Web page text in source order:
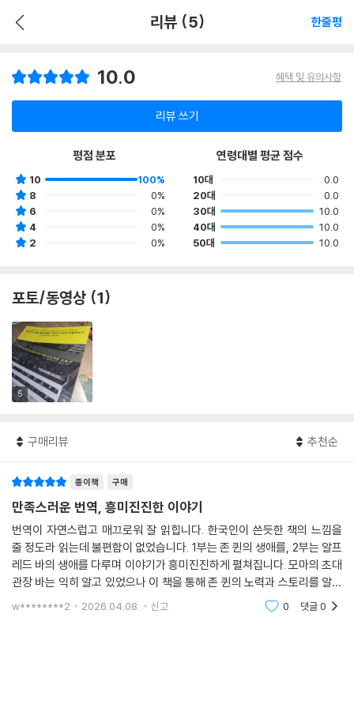
리뷰 (5) 한줄평
10.0 혜택 및 유의사항
리뷰 쓰기
평점 분포
10
100%
8
0%
6
0%
4
0%
2
0%
연령대별 평균 점수
10대
0.0
20대
0.0
30대
10.0
40대
10.0
50대
10.0
포토/동영상 (1)
5
구매리뷰 추천순
종이책 구매
만족스러운 번역, 흥미진진한 이야기
번역이 자연스럽고 매끄로워 잘 읽힙니다. 한국인이 쓴듯한 책의 느낌을
줄 정도라 읽는데 불편함이 없었습니다. 1부는 존 퀸의 생애를, 2부는 알프
레드 바의 생애를 다루며 이야기가 흥미진진하게 펼쳐집니다. 모마의 초대
관장 바는 익히 알고 있었으나 이 책을 통해 존 퀸의 노력과 스토리를 알게
되어 기쁩니다.
w********2 2026.04.08. 신고 0 댓글0